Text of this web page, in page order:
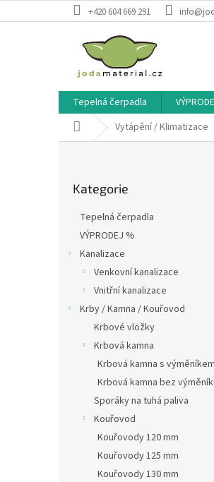
na
+420 604 669 291
Tepelná čerpadla
Domů Vytápění / Klimatizace
kategorie
Kategorie
Tepelná čerpadla
VÝPRODEJ %
Kanalizace
Venkovní kanalizace
Vnitřní kanalizace
Krby / Kamna / Kouřovod
Krbové vložky
Krbová kamna
Krbová kamna s výměníkem
Krbová kamna bez
Sporáky na tuhá paliva
Kouřovod
Kouřovody 120 mm
Kouřovody 125 mm
Kouřovody 130 mm